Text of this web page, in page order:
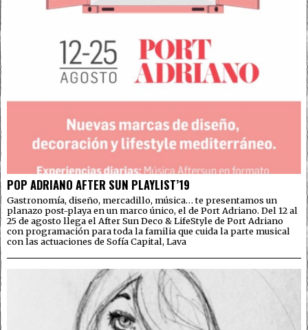
POP ADRIANO AFTER SUN PLAYLIST’19
Gastronomía, diseño, mercadillo, música… te presentamos un
planazo post-playa en un marco único, el de Port Adriano. Del 12 al
25 de agosto llega el After Sun Deco & LifeStyle de Port Adriano
con programación para toda la familia que cuida la parte musical
con las actuaciones de Sofía Capital, Lava